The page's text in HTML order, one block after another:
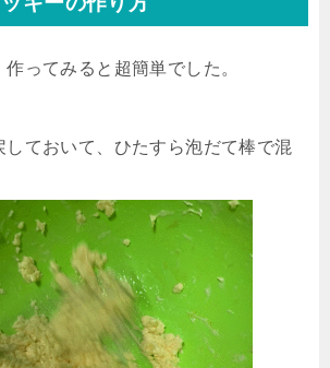
ってみると超簡単でした。
しておいて、ひたすら泡だて棒で混